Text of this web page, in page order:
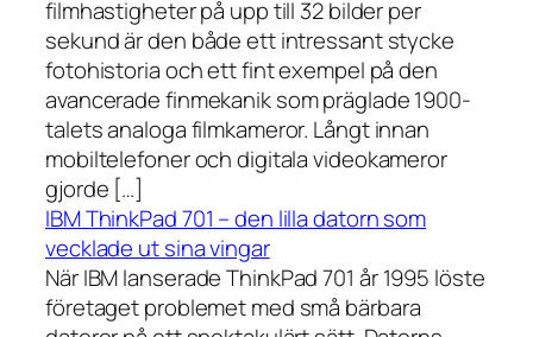
filmhastigheter på upp till 32 bilder per
sekund är den både ett intressant stycke
fotohistoria och ett fint exempel på den
avancerade finmekanik som präglade 1900-
talets analoga filmkameror. Långt innan
mobiltelefoner och digitala videokameror
gjorde […]
IBM ThinkPad 701 – den lilla datorn som
vecklade ut sina vingar
När IBM lanserade ThinkPad 701 år 1995 löste
företaget problemet med små bärbara